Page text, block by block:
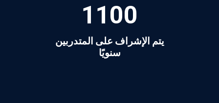
1100
يتم الإشراف على المتدربين
سنويًا